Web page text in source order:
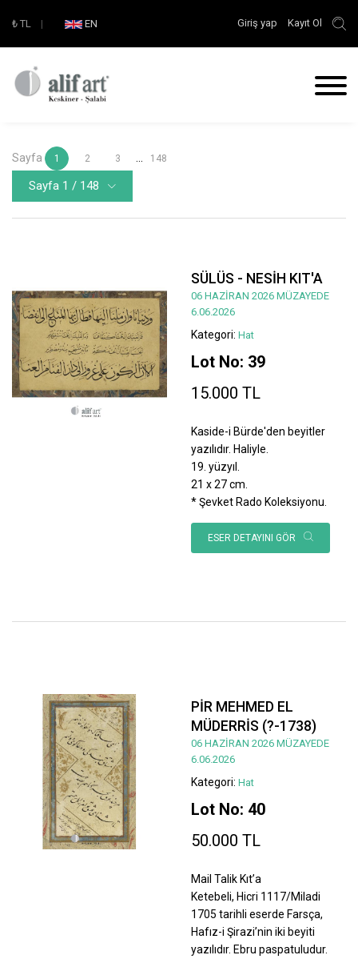
₺ TL | EN Giriş yap Kayıt Ol
Sayfa 1 2 3 148
Sayfa 1 / 148
SÜLÜS - NESİH KIT'A
06 HAZİRAN 2026 MÜZAYEDE
6.06.2026
Kategori: Hat
Lot No: 39
15.000 TL
Kaside-i Bürde'den beyitler
yazılıdır. Haliyle.
19. yüzyıl.
21 x 27 cm.
* Şevket Rado Koleksiyonu.
ESER DETAYINI GÖR
PİR MEHMED EL
MÜDERRİS (?-1738)
06 HAZİRAN 2026 MÜZAYEDE
6.06.2026
Kategori: Hat
Lot No: 40
50.000 TL
Mail Talik Kıt’a
Ketebeli, Hicri 1117/Miladi
1705 tarihli eserde Farsça,
Hafız-i Şirazi’nin iki beyiti
yazılıdır. Ebru paspatuludur.